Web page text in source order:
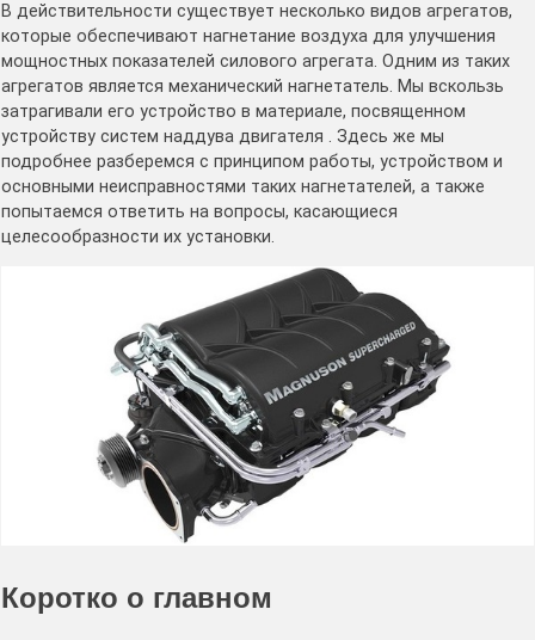
В действительности существует несколько видов агрегатов,
которые обеспечивают нагнетание воздуха для улучшения
мощностных показателей силового агрегата. Одним из таких
агрегатов является механический нагнетатель. Мы вскользь
затрагивали его устройство в материале, посвященном
устройству систем наддува двигателя . Здесь же мы
подробнее разберемся с принципом работы, устройством и
основными неисправностями таких нагнетателей, а также
попытаемся ответить на вопросы, касающиеся
целесообразности их установки.
Коротко о главном